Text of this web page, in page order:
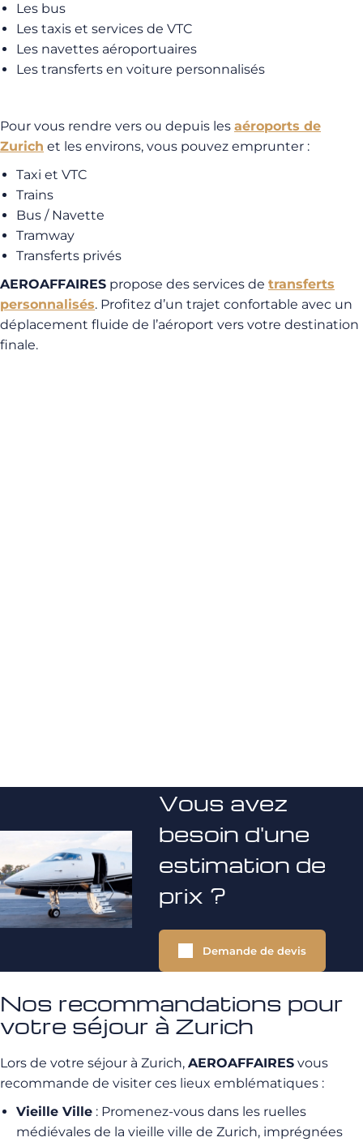
Les bus
Les taxis et services de VTC
Les navettes aéroportuaires
Les transferts en voiture personnalisés
Pour vous rendre vers ou depuis les aéroports de
Zurich et les environs, vous pouvez emprunter :
Taxi et VTC
Trains
Bus / Navette
Tramway
Transferts privés
AEROAFFAIRES propose des services de transferts
personnalisés. Profitez d’un trajet confortable avec un
déplacement fluide de l’aéroport vers votre destination
finale.
Vous avez
besoin d'une
estimation de
prix ?
Demande de devis
Nos recommandations pour
votre séjour à Zurich
Lors de votre séjour à Zurich, AEROAFFAIRES vous
recommande de visiter ces lieux emblématiques :
Vieille Ville : Promenez-vous dans les ruelles
médiévales de la vieille ville de Zurich, imprégnées